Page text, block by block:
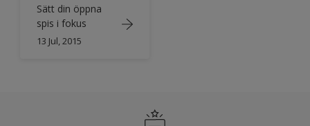
Sätt din öppna
spis i fokus
13 Jul, 2015